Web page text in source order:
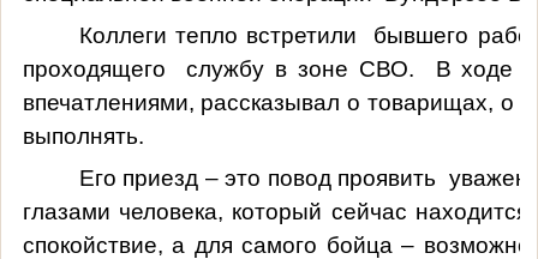
Коллеги тепло встретили бывшего
проходящего службу в зоне СВО. В ходе
впечатлениями, рассказывал о товарищах, о
выполнять.
Его приезд – это повод проявить
глазами человека, который сейчас
спокойствие, а для самого бойца –